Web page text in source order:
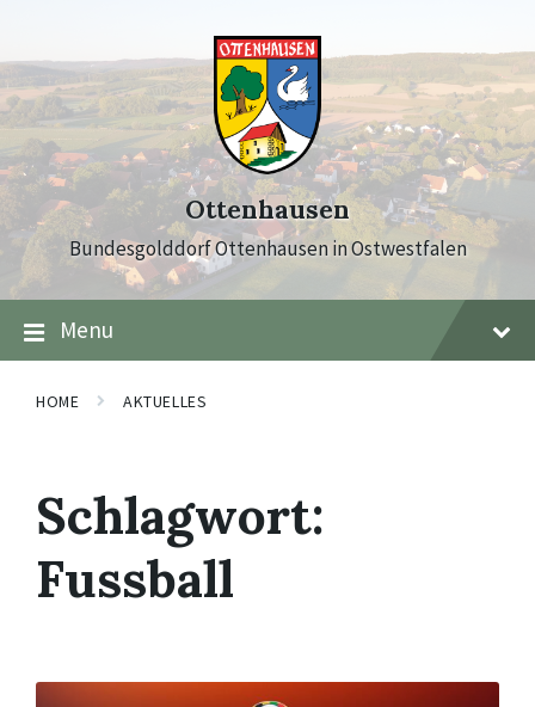
content
main
navigation
footer
Ottenhausen
Bundesgolddorf Ottenhausen in Ostwestfalen
Menu
HOME AKTUELLES
Schlagwort:
Fussball
Mehr